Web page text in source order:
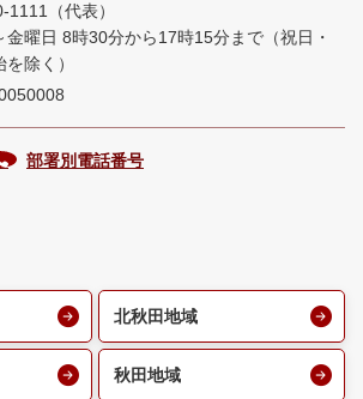
1111（代表）
金曜日 8時30分から17時15分まで （祝日・
除く）
部署別電話番号
北秋田地域
秋田地域